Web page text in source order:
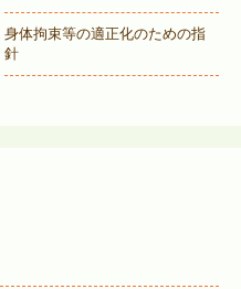
身体拘束等の適正化のための指
針